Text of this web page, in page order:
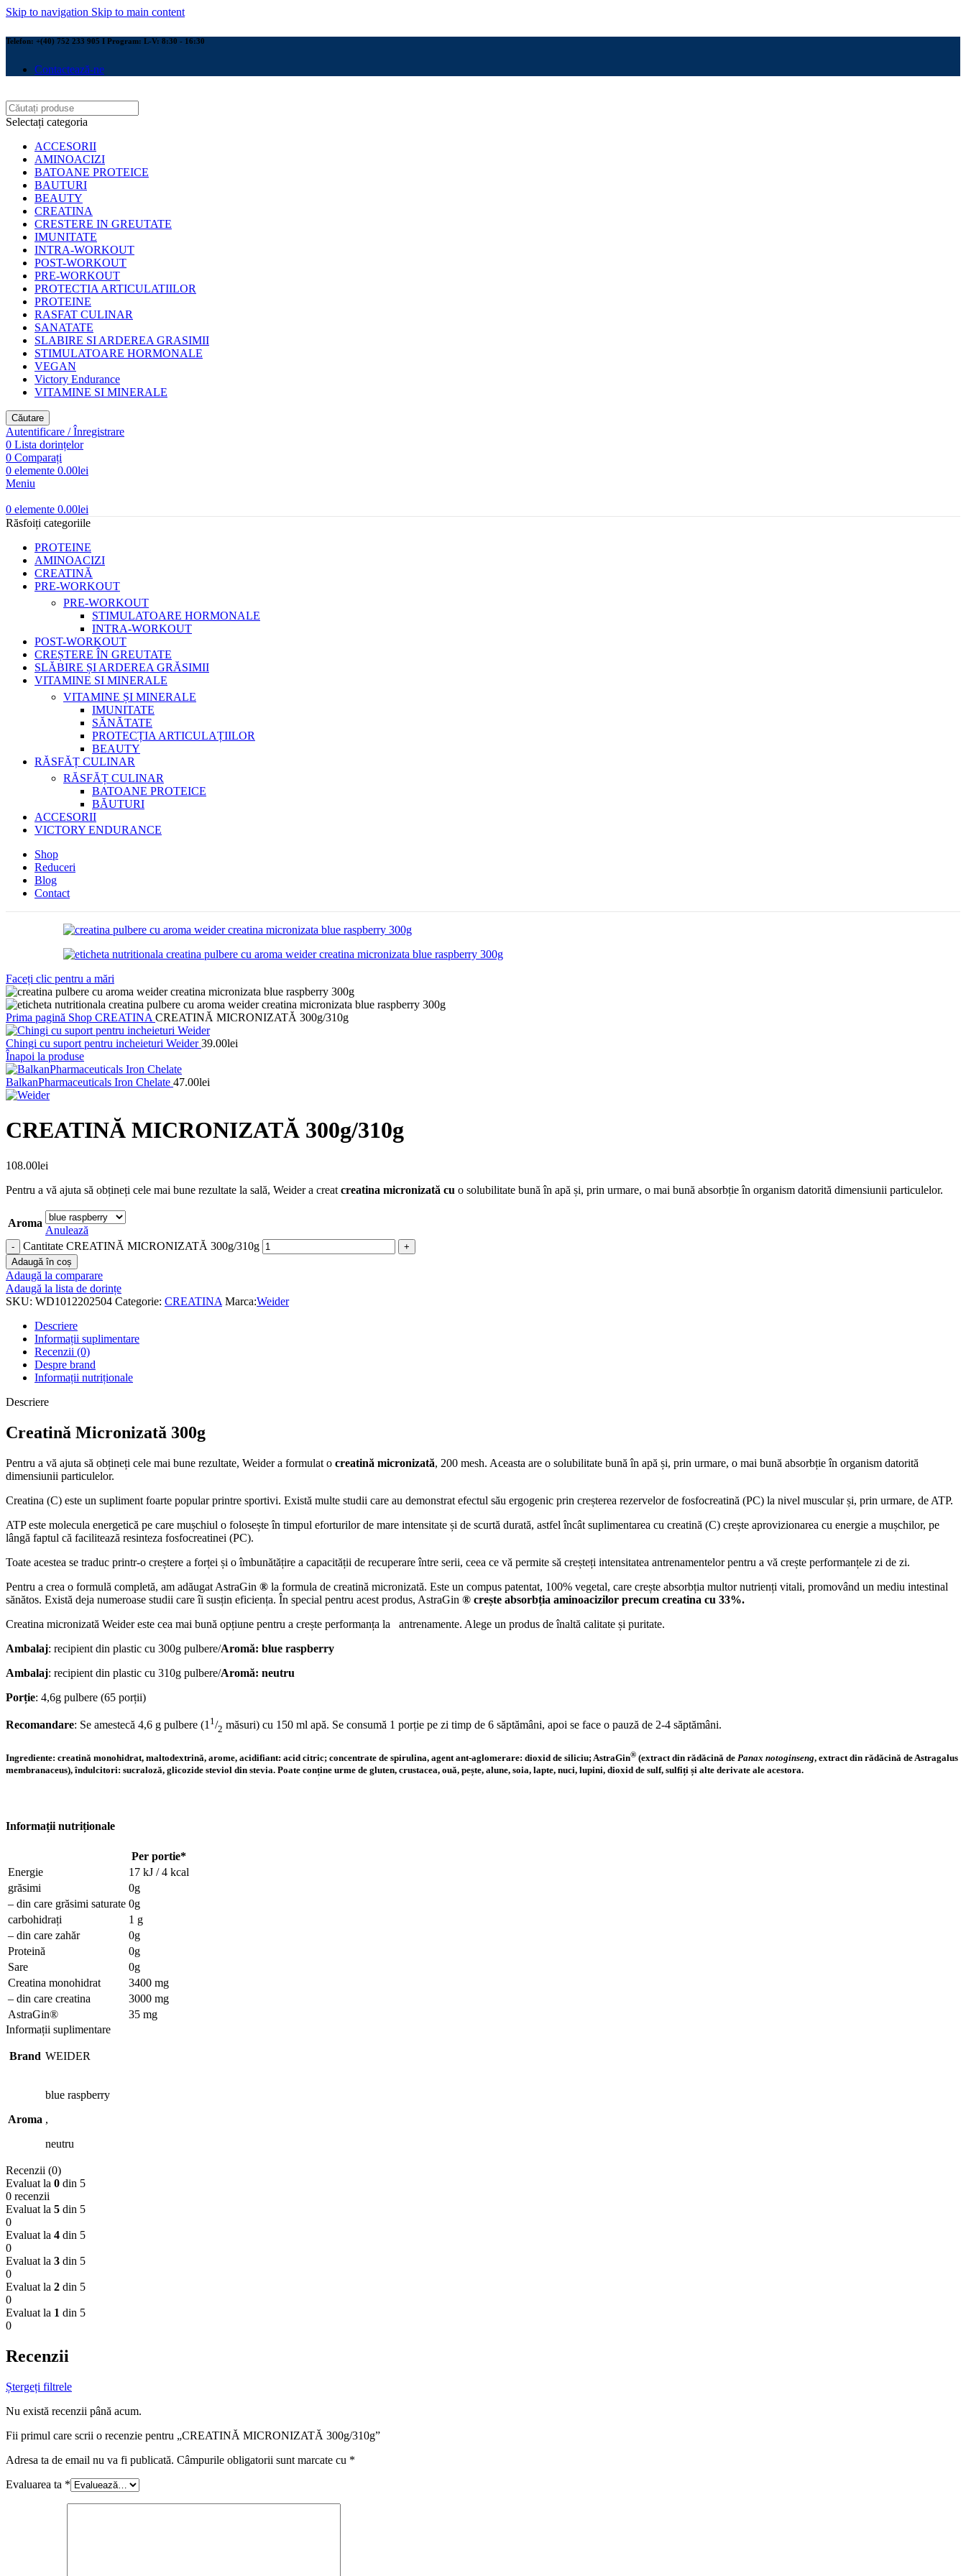
Skip to navigation Skip to main content
Telefon: +(40) 752 233 905 I Program: L-V: 8:30 - 16:30
Contactează-ne
Selectați categoria
ACCESORII
AMINOACIZI
BATOANE PROTEICE
BAUTURI
BEAUTY
CREATINA
CRESTERE IN GREUTATE
IMUNITATE
INTRA-WORKOUT
POST-WORKOUT
PRE-WORKOUT
PROTECTIA ARTICULATIILOR
PROTEINE
RASFAT CULINAR
SANATATE
SLABIRE SI ARDEREA GRASIMII
STIMULATOARE HORMONALE
VEGAN
Victory Endurance
VITAMINE SI MINERALE
Căutare
Autentificare / Înregistrare
0 Lista dorințelor
0 Comparați
0 elemente 0.00lei
Meniu
0 elemente 0.00lei
Răsfoiți categoriile
PROTEINE
AMINOACIZI
CREATINĂ
PRE-WORKOUT
PRE-WORKOUT
STIMULATOARE HORMONALE
INTRA-WORKOUT
POST-WORKOUT
CREȘTERE ÎN GREUTATE
SLĂBIRE ȘI ARDEREA GRĂSIMII
VITAMINE SI MINERALE
VITAMINE ȘI MINERALE
IMUNITATE
SĂNĂTATE
PROTECȚIA ARTICULAȚIILOR
BEAUTY
RĂSFĂȚ CULINAR
RĂSFĂȚ CULINAR
BATOANE PROTEICE
BĂUTURI
ACCESORII
VICTORY ENDURANCE
Shop
Reduceri
Blog
Contact
Faceți clic pentru a mări
Prima pagină Shop CREATINA CREATINĂ MICRONIZATĂ 300g/310g
Chingi cu suport pentru incheieturi Weider39.00lei
Înapoi la produse
BalkanPharmaceuticals Iron Chelate 47.00lei
CREATINĂ MICRONIZATĂ 300g/310g
108.00lei
Pentru a vă ajuta să obțineți cele mai bune rezultate la sală, Weider a creat creatina micronizată cu o solubilitate bună în apă și, prin urmare, o mai bună absorbție în organism datorită dimensiunii particulelor.
Aroma
Anulează
Cantitate CREATINĂ MICRONIZATĂ 300g/310g
Adaugă în coș
Adaugă la comparare
Adaugă la lista de dorințe
SKU: WD1012202504 Categorie: CREATINA Marca:Weider
Descriere
Informații suplimentare
Recenzii (0)
Despre brand
Informații nutriționale
Descriere
Creatină Micronizată 300g
Pentru a vă ajuta să obțineți cele mai bune rezultate, Weider a formulat o creatină micronizată, 200 mesh. Aceasta are o solubilitate bună în apă și, prin urmare, o mai bună absorbție în organism datorită
dimensiunii particulelor.
Creatina (C) este un supliment foarte popular printre sportivi. Există multe studii care au demonstrat efectul său ergogenic prin creșterea rezervelor de fosfocreatină (PC) la nivel muscular și, prin urmare, de ATP.
ATP este molecula energetică pe care mușchiul o folosește în timpul eforturilor de mare intensitate și de scurtă durată, astfel încât suplimentarea cu creatină (C) crește aprovizionarea cu energie a mușchilor, pe
lângă faptul că facilitează resinteza fosfocreatinei (PC).
Toate acestea se traduc printr-o creștere a forței și o îmbunătățire a capacității de recuperare între serii, ceea ce vă permite să creșteți intensitatea antrenamentelor pentru a vă crește performanțele zi de zi.
Pentru a crea o formulă completă, am adăugat AstraGin ® la formula de creatină micronizată. Este un compus patentat, 100% vegetal, care crește absorbția multor nutrienți vitali, promovând un mediu intestinal
sănătos. Există deja numeroase studii care îi susțin eficiența. În special pentru acest produs, AstraGin ® crește absorbția aminoacizilor precum creatina cu 33%.
Creatina micronizată Weider este cea mai bună opțiune pentru a crește performanța la antrenamente. Alege un produs de înaltă calitate și puritate.
Ambalaj: recipient din plastic cu 300g pulbere/Aromă: blue raspberry
Ambalaj: recipient din plastic cu 310g pulbere/Aromă: neutru
Porție: 4,6g pulbere (65 porții)
Recomandare: Se amestecă 4,6 g pulbere (1 1 /2 măsuri) cu 150 ml apă. Se consumă 1 porție pe zi timp de 6 săptămâni, apoi se face o pauză de 2-4 săptămâni.
Ingrediente: creatină monohidrat, maltodextrină, arome, acidifiant: acid citric; concentrate de spirulina, agent ant-aglomerare: dioxid de siliciu; AstraGin® (extract din rădăcină de Panax notoginseng, extract din rădăcină de Astragalus
membranaceus), îndulcitori: sucraloză, glicozide steviol din stevia. Poate conține urme de gluten, crustacea, ouă, pește, alune, soia, lapte, nuci, lupini, dioxid de sulf, sulfiți și alte derivate ale acestora.
Informații nutriționale
Per portie*
Energie
17 kJ / 4 kcal
grăsimi
0g
– din care grăsimi saturate 0g
carbohidrați
1 g
– din care zahăr
0g
Proteină
0g
Sare
0g
Creatina monohidrat
3400 mg
– din care creatina
3000 mg
AstraGin®
35 mg
Informații suplimentare
Brand WEIDER
Aroma
blue raspberry
,
neutru
Recenzii (0)
Evaluat la 0 din 5
0 recenzii
Evaluat la 5 din 5
0
Evaluat la 4 din 5
0
Evaluat la 3 din 5
0
Evaluat la 2 din 5
0
Evaluat la 1 din 5
0
Recenzii
Ștergeți filtrele
Nu există recenzii până acum.
Fii primul care scrii o recenzie pentru „CREATINĂ MICRONIZATĂ 300g/310g”
Adresa ta de email nu va fi publicată. Câmpurile obligatorii sunt marcate cu *
Evaluarea ta *